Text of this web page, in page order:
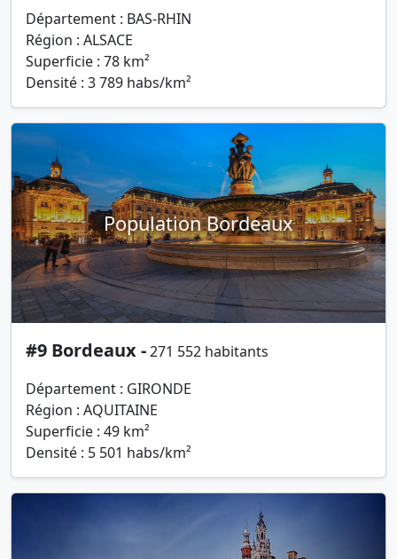
Département : BAS-RHIN
Région : ALSACE
Superficie : 78 km²
Densité : 3 789 habs/km²
Population Bordeaux
#9 Bordeaux -271 552 habitants
Département : GIRONDE
Région : AQUITAINE
Superficie : 49 km²
Densité : 5 501 habs/km²